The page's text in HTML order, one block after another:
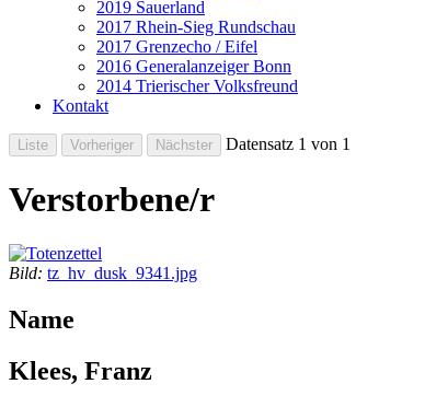
2019 Sauerland
2017 Rhein-Sieg Rundschau
2017 Grenzecho / Eifel
2016 Generalanzeiger Bonn
2014 Trierischer Volksfreund
Kontakt
Datensatz 1 von 1
Verstorbene/r
Bild: tz_hv_dusk_9341.jpg
Name
Klees, Franz